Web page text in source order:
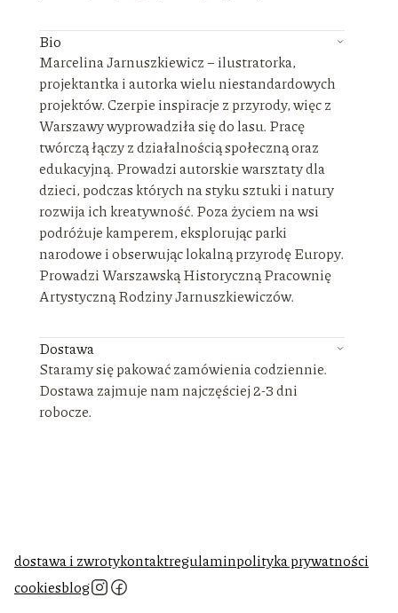
Bio
Marcelina Jarnuszkiewicz – ilustratorka,
projektantka i autorka wielu niestandardowych
projektów. Czerpie inspiracje z przyrody, więc z
Warszawy wyprowadziła się do lasu. Pracę
twórczą łączy z działalnością społeczną oraz
edukacyjną. Prowadzi autorskie warsztaty dla
dzieci, podczas których na styku sztuki i natury
rozwija ich kreatywność. Poza życiem na wsi
podróżuje kamperem, eksplorując parki
narodowe i obserwując lokalną przyrodę Europy.
Prowadzi Warszawską Historyczną Pracownię
Artystyczną Rodziny Jarnuszkiewiczów.
Dostawa
Staramy się pakować zamówienia codziennie.
Dostawa zajmuje nam najczęściej 2-3 dni
robocze.
dostawa i zwrotykontaktregulaminpolityka prywatności
cookiesblog